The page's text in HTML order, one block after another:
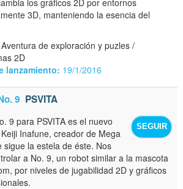
3D, manteniendo la esencia del
Aventura de exploración y puzles /
2D
lanzamiento: 19/1/2016
9 PSVITA
SEGUIR
9 para PSVITA es el nuevo
Inafune, creador de Mega
sigue la estela de éste. Nos
a No. 9, un robot similar a la mascota
por niveles de jugabilidad 2D y gráficos